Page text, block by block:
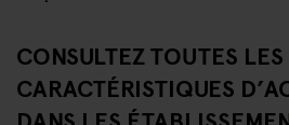
​CONSULTEZ TOUTES LES
CARACTÉRISTIQUES